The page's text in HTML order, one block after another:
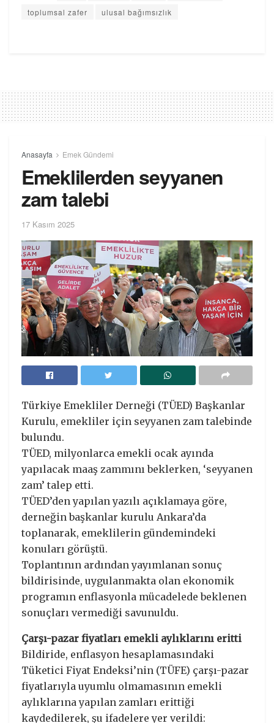
toplumsal zafer
ulusal bağımsızlık
Anasayfa Emek Gündemi
Emeklilerden seyyanen
zam talebi
17 Kasım 2025
Türkiye Emekliler Derneği (TÜED) Başkanlar
Kurulu, emekliler için seyyanen zam talebinde
bulundu.
TÜED, milyonlarca emekli ocak ayında
yapılacak maaş zammını beklerken, ‘seyyanen
zam’ talep etti.
TÜED’den yapılan yazılı açıklamaya göre,
derneğin başkanlar kurulu Ankara’da
toplanarak, emeklilerin gündemindeki
konuları görüştü.
Toplantının ardından yayımlanan sonuç
bildirisinde, uygulanmakta olan ekonomik
programın enflasyonla mücadelede beklenen
sonuçları vermediği savunuldu.
Çarşı-pazar fiyatları emekli aylıklarını eritti
Bildiride, enflasyon hesaplamasındaki
Tüketici Fiyat Endeksi’nin (TÜFE) çarşı-pazar
fiyatlarıyla uyumlu olmamasının emekli
aylıklarına yapılan zamları erittiği
kaydedilerek, şu ifadelere yer verildi: